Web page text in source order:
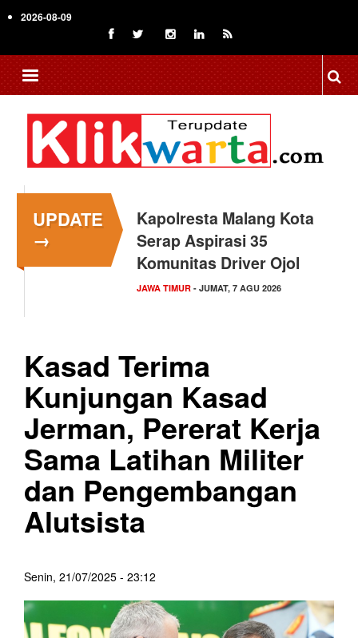
to
content
2026-08-09
UPDATE
→
Kapolresta Malang Kota
Serap Aspirasi 35
Komunitas Driver Ojol
JAWA TIMUR - JUMAT, 7 AGU 2026
Kasad Terima
Kunjungan Kasad
Jerman, Pererat Kerja
Sama Latihan Militer
dan Pengembangan
Alutsista
Senin, 21/07/2025 - 23:12